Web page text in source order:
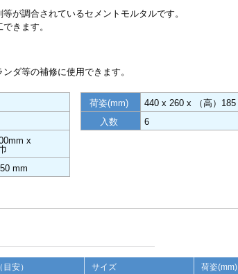
が調合されているセメントモルタルです。
きます。
ダ等の補修に使用できます。
x
mm
荷姿(mm)
440 x 260 x （高）185
入数
6
安） サイズ 荷姿(mm)